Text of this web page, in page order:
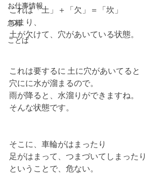
お仕事情報
急募
ことば
これは「土」＋「欠」＝「坎」
つまり、
土が欠けて、穴があいている状態。
これは要するに 土に穴があいてると
穴にに水が溜まるので。
雨が降ると、水溜りができますね。
そんな状態です。
そこに、車輪がはまったり
足がはまって、つまづいてしまったり
ということで、危ない。